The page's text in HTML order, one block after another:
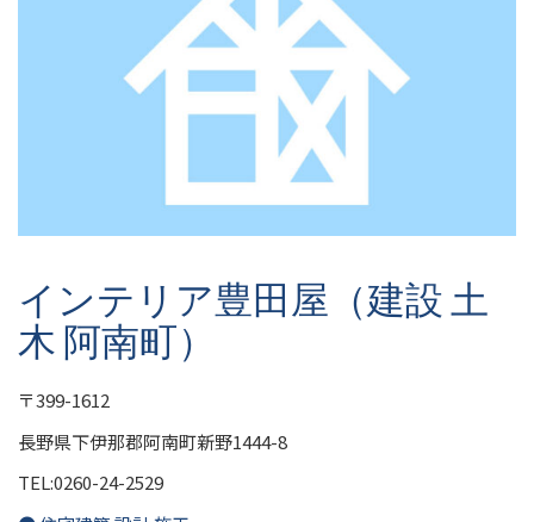
インテリア豊田屋（建設 土
木 阿南町）
〒399-1612
長野県下伊那郡阿南町新野1444-8
TEL:0260-24-2529